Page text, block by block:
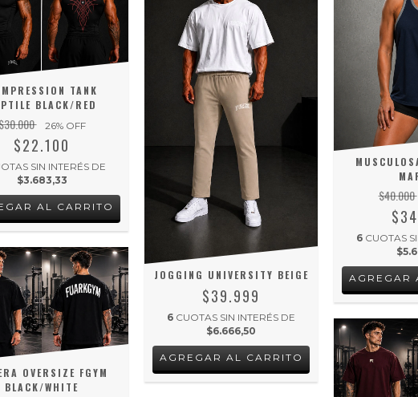
TANK
BLACK/RED
26% OFF
$22.100
SIN INTERÉS DE
$3.683,33
AL CARRITO
JOGGING UNIVERSITY BEIGE
$39.999
6 CUOTAS SIN INTERÉS DE
$6.666,50
AGREGAR AL CARRITO
$40.000
6 CUOTAS
AGREGAR
OVERSIZE FGYM
BLACK/WHITE